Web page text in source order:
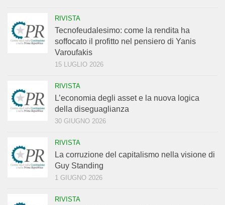
RIVISTA
Tecnofeudalesimo: come la rendita ha
soffocato il profitto nel pensiero di Yanis
Varoufakis
15 LUGLIO 2026
RIVISTA
L’economia degli asset e la nuova logica
della diseguaglianza
30 GIUGNO 2026
RIVISTA
La corruzione del capitalismo nella visione di
Guy Standing
1 GIUGNO 2026
RIVISTA